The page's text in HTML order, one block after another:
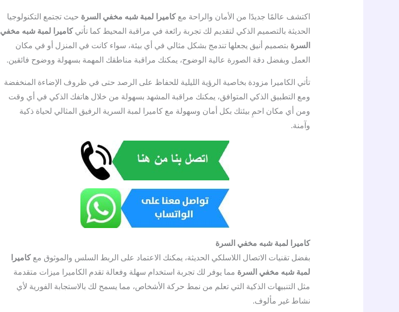
اكتشف عالمًا جديدًا من الأمان والراحة معكاميرا لمبة شبه مخفي السرة حيث تجتمع التكنولوجيا
الحديثة بالتصميم الذكي لتقديم لك تجربة رائعة في مراقبة المحيط كما تأتيكاميرا لمبة شبه مخفي
السرة بتصميم أنيق يجعلها تندمج بشكل مثالي في أي بيئة، سواء كانت في المنزل أو في مكان
العمل وبفضل دقة الصورة عالية الوضوح، يمكنك مراقبة مناطقك المهمة بسهولة ووضوح فائقين.
تأتي الكاميرا مزودة بخاصية الرؤية الليلية للحفاظ على الرصد حتى في ظروف الإضاءة المنخفضة
ومع التطبيق الذكي المتوافق، يمكنك مراقبة المشهد بسهولة من خلال هاتفك الذكي في أي وقت
ومن أي مكان احمِ بيئتك بكل أمان وسهولة مع كاميرا لمبة السرية الرفيق المثالي لحياة ذكية
وآمنة.
كاميرا لمبة شبه مخفي السرة
بفضل تقنيات الاتصال اللاسلكي الحديثة، يمكنك الاعتماد على الربط السلس والموثوق معكاميرا
لمبة شبه مخفي السرة مما يوفر لك تجربة استخدام سهلة وفعالة تقدم الكاميرا ميزات متقدمة
مثل التنبيهات الذكية التي تعلم من نمط حركة الأشخاص، مما يسمح لك بالاستجابة الفورية لأي
نشاط غير مألوف.